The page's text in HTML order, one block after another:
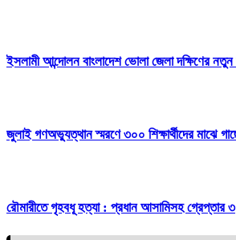
ইসলামী আন্দোলন বাংলাদেশ ভোলা জেলা দক্ষিণের নতুন
জুলাই গণঅভ্যুত্থান স্মরণে ৩০০ শিক্ষার্থীদের মাঝে
রৌমারীতে গৃহবধূ হত্যা : প্রধান আসামিসহ গ্রেপ্তার ৩